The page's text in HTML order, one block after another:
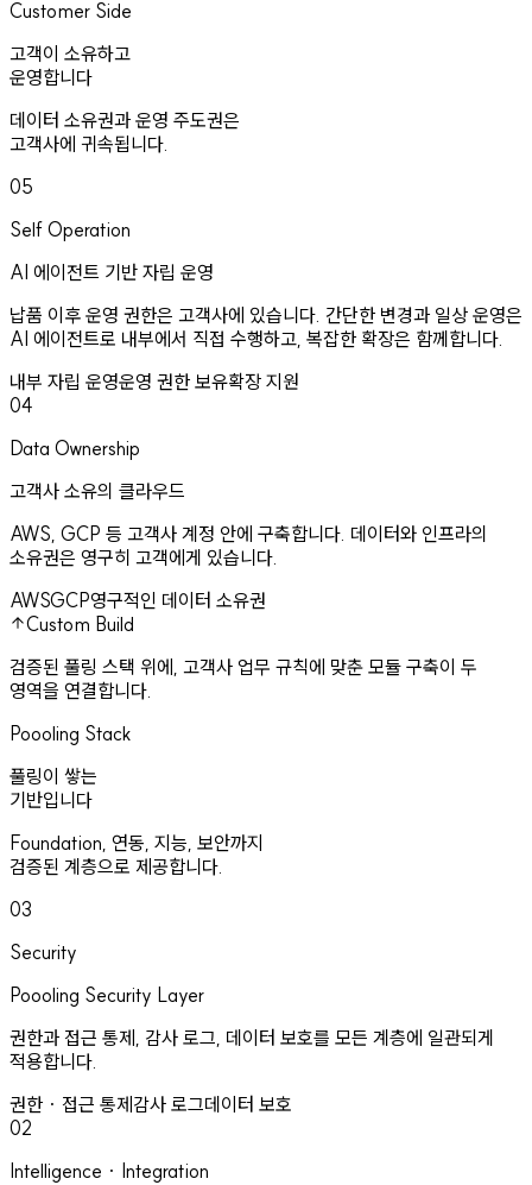
Customer Side
고객이 소유하고
운영합니다
데이터 소유권과 운영 주도권은
고객사에 귀속됩니다.
05
Self Operation
AI 에이전트 기반 자립 운영
납품 이후 운영 권한은 고객사에 있습니다. 간단한 변경과 일상 운영은
AI 에이전트로 내부에서 직접 수행하고, 복잡한 확장은 함께합니다.
내부 자립 운영운영 권한 보유확장 지원
04
Data Ownership
고객사 소유의 클라우드
AWS, GCP 등 고객사 계정 안에 구축합니다. 데이터와 인프라의
소유권은 영구히 고객에게 있습니다.
AWSGCP영구적인 데이터 소유권
Custom Build
검증된 풀링 스택 위에, 고객사 업무 규칙에 맞춘 모듈 구축이 두
영역을 연결합니다.
Poooling Stack
풀링이 쌓는
기반입니다
Foundation, 연동, 지능, 보안까지
검증된 계층으로 제공합니다.
03
Security
Poooling Security Layer
권한과 접근 통제, 감사 로그, 데이터 보호를 모든 계층에 일관되게
적용합니다.
권한 · 접근 통제 감사 로그데이터 보호
02
Intelligence · Integration